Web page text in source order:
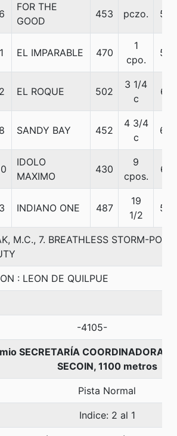
6
FOR THE
GOOD
453 pczo. 57
1 EL IMPARABLE 470
1
cpo.
58
2 EL ROQUE 502
3 1/4
c
61
8 SANDY BAY 452
4 3/4
c
64
IDOLO
MAXIMO
430
9
cpos.
61
3 INDIANO ONE 487
19
1/2
53
M.C., 7. BREATHLESS STORM-
: LEON DE QUILPUE
-4105-
SECRETARÍA COORDINADORA
SECOIN, 1100 metros
Pista Normal
Indice: 2 al 1